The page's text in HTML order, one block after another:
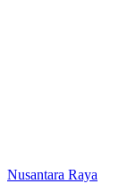
Nusantara Raya